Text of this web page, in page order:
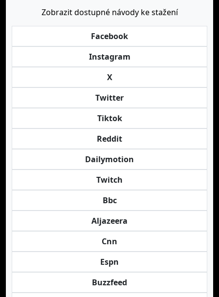
Zobrazit dostupné návody ke stažení
Facebook
Instagram
X
Twitter
Tiktok
Reddit
Dailymotion
Twitch
Bbc
Aljazeera
Cnn
Espn
Buzzfeed